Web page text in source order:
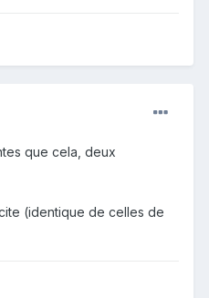
que cela, deux
(identique de celles de